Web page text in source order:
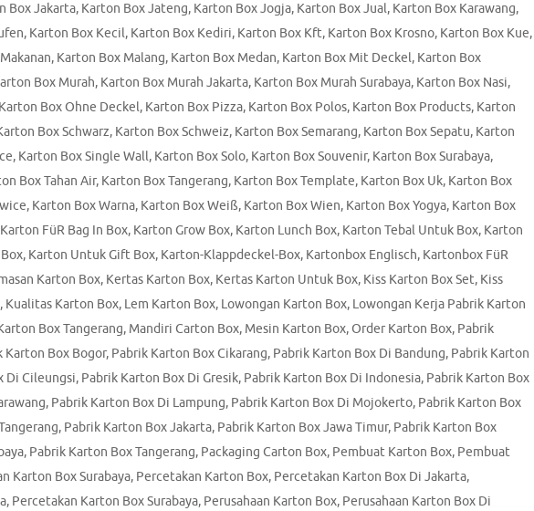
Box Jakarta, Karton Box Jateng, Karton Box Jogja, Karton Box Jual, Karton Box Karawang,
, Karton Box Kecil, Karton Box Kediri, Karton Box Kft, Karton Box Krosno, Karton Box Kue,
, Karton Box Malang, Karton Box Medan, Karton Box Mit Deckel, Karton Box
Box Murah, Karton Box Murah Jakarta, Karton Box Murah Surabaya, Karton Box Nasi,
Karton Box Ohne Deckel, Karton Box Pizza, Karton Box Polos, Karton Box Products, Karton
Box Schwarz, Karton Box Schweiz, Karton Box Semarang, Karton Box Sepatu, Karton
, Karton Box Single Wall, Karton Box Solo, Karton Box Souvenir, Karton Box Surabaya,
Box Tahan Air, Karton Box Tangerang, Karton Box Template, Karton Box Uk, Karton Box
, Karton Box Warna, Karton Box Weiß, Karton Box Wien, Karton Box Yogya, Karton Box
Karton FüR Bag In Box, Karton Grow Box, Karton Lunch Box, Karton Tebal Untuk Box, Karton
, Karton Untuk Gift Box, Karton-Klappdeckel-Box, Kartonbox Englisch, Kartonbox FüR
Karton Box, Kertas Karton Box, Kertas Karton Untuk Box, Kiss Karton Box Set, Kiss
, Kualitas Karton Box, Lem Karton Box, Lowongan Karton Box, Lowongan Kerja Pabrik Karton
Box Tangerang, Mandiri Carton Box, Mesin Karton Box,Order Karton Box, Pabrik
Karton Box Bogor, Pabrik Karton Box Cikarang, Pabrik Karton Box Di Bandung, Pabrik Karton
Di Cileungsi, Pabrik Karton Box Di Gresik, Pabrik Karton Box Di Indonesia, Pabrik Karton Box
, Pabrik Karton Box Di Lampung, Pabrik Karton Box Di Mojokerto, Pabrik Karton Box
, Pabrik Karton Box Jakarta, Pabrik Karton Box Jawa Timur, Pabrik Karton Box
, Pabrik Karton Box Tangerang, Packaging Carton Box, Pembuat Karton Box, Pembuat
Karton Box Surabaya, Percetakan Karton Box, Percetakan Karton Box Di Jakarta,
, Percetakan Karton Box Surabaya, Perusahaan Karton Box, Perusahaan Karton Box Di